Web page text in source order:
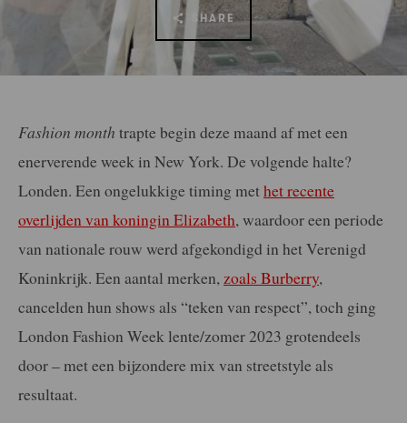
SHARE
Fashion month trapte begin deze maand af met een
enerverende week in New York. De volgende halte?
Londen. Een ongelukkige timing methet recente
overlijden van koningin Elizabeth, waardoor een periode
van nationale rouw werd afgekondigd in het Verenigd
Koninkrijk. Een aantal merken,zoals Burberry,
cancelden hun shows als “teken van respect”, toch ging
London Fashion Week lente/zomer 2023 grotendeels
door – met een bijzondere mix van streetstyle als
resultaat.